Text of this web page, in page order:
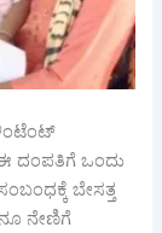
ದಂಪತಿಗೆ ಒಂದು
ಬೇಸತ್ತ
ನೇಣಿಗೆ